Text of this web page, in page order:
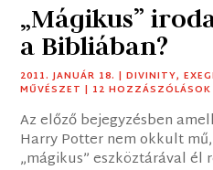
„Mágikus”
a Bibliában?
2011. JANUÁR 18. |DIVINITY,
MŰVÉSZET | 12 HOZZÁSZÓLÁSOK
Az előző bejegyzésben
Harry Potter nem okkult
„mágikus” eszköztárával